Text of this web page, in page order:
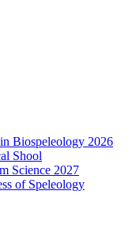
Biospeleology 2026
Shool
Science 2027
of Speleology